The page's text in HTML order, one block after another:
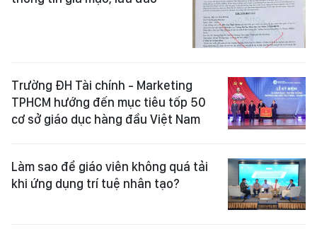
Trường ĐH Tài chính - Marketing
TPHCM hướng đến mục tiêu tốp 50
cơ sở giáo dục hàng đầu Việt Nam
Làm sao để giáo viên không quá tải
khi ứng dụng trí tuệ nhân tạo?